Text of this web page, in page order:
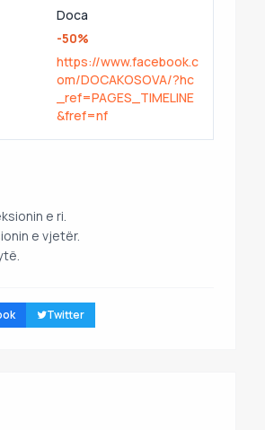
Doca
-50%
https://www.facebook.c
om/DOCAKOSOVA/?hc
_ref=PAGES_TIMELINE
&fref=nf
e ri.
e vjetër.
Twitter